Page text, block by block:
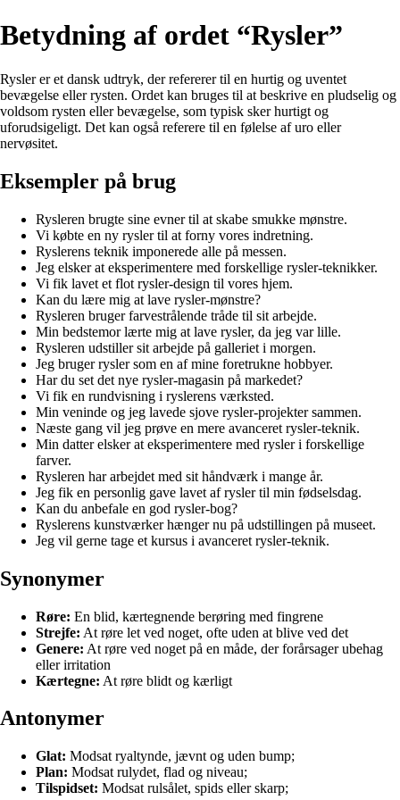
Betydning af ordet “Rysler”
Rysler er et dansk udtryk, der refererer til en hurtig og uventet
bevægelse eller rysten. Ordet kan bruges til at beskrive en pludselig og
voldsom rysten eller bevægelse, som typisk sker hurtigt og
uforudsigeligt. Det kan også referere til en følelse af uro eller
nervøsitet.
Eksempler på brug
Rysleren brugte sine evner til at skabe smukke mønstre.
Vi købte en ny rysler til at forny vores indretning.
Ryslerens teknik imponerede alle på messen.
Jeg elsker at eksperimentere med forskellige rysler-teknikker.
Vi fik lavet et flot rysler-design til vores hjem.
Kan du lære mig at lave rysler-mønstre?
Rysleren bruger farvestrålende tråde til sit arbejde.
Min bedstemor lærte mig at lave rysler, da jeg var lille.
Rysleren udstiller sit arbejde på galleriet i morgen.
Jeg bruger rysler som en af mine foretrukne hobbyer.
Har du set det nye rysler-magasin på markedet?
Vi fik en rundvisning i ryslerens værksted.
Min veninde og jeg lavede sjove rysler-projekter sammen.
Næste gang vil jeg prøve en mere avanceret rysler-teknik.
Min datter elsker at eksperimentere med rysler i forskellige
farver.
Rysleren har arbejdet med sit håndværk i mange år.
Jeg fik en personlig gave lavet af rysler til min fødselsdag.
Kan du anbefale en god rysler-bog?
Ryslerens kunstværker hænger nu på udstillingen på museet.
Jeg vil gerne tage et kursus i avanceret rysler-teknik.
Synonymer
Røre: En blid, kærtegnende berøring med fingrene
Strejfe: At røre let ved noget, ofte uden at blive ved det
Genere: At røre ved noget på en måde, der forårsager ubehag
eller irritation
Kærtegne: At røre blidt og kærligt
Antonymer
Glat: Modsat ryaltynde, jævnt og uden bump;
Plan: Modsat rulydet, flad og niveau;
Tilspidset: Modsat rulsålet, spids eller skarp;